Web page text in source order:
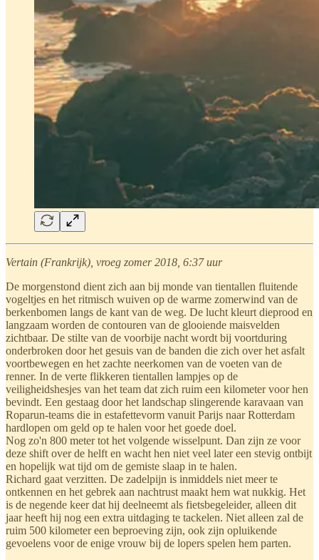
Vertain (Frankrijk), vroeg zomer 2018, 6:37 uur
De morgenstond dient zich aan bij monde van tientallen fluitende
vogeltjes en het ritmisch wuiven op de warme zomerwind van de
berkenbomen langs de kant van de weg. De lucht kleurt dieprood en
langzaam worden de contouren van de glooiende maisvelden
zichtbaar. De stilte van de voorbije nacht wordt bij voortduring
onderbroken door het gesuis van de banden die zich over het asfalt
voortbewegen en het zachte neerkomen van de voeten van de
renner. In de verte flikkeren tientallen lampjes op de
veiligheidshesjes van het team dat zich ruim een kilometer voor hen
bevindt. Een gestaag door het landschap slingerende karavaan van
Roparun-teams die in estafettevorm vanuit Parijs naar Rotterdam
hardlopen om geld op te halen voor het goede doel.
Nog zo'n 800 meter tot het volgende wisselpunt. Dan zijn ze voor
deze shift over de helft en wacht hen niet veel later een stevig ontbijt
en hopelijk wat tijd om de gemiste slaap in te halen.
Richard gaat verzitten. De zadelpijn is inmiddels niet meer te
ontkennen en het gebrek aan nachtrust maakt hem wat nukkig. Het
is de negende keer dat hij deelneemt als fietsbegeleider, alleen dit
jaar heeft hij nog een extra uitdaging te tackelen. Niet alleen zal de
ruim 500 kilometer een beproeving zijn, ook zijn opluikende
gevoelens voor de enige vrouw bij de lopers spelen hem parten.